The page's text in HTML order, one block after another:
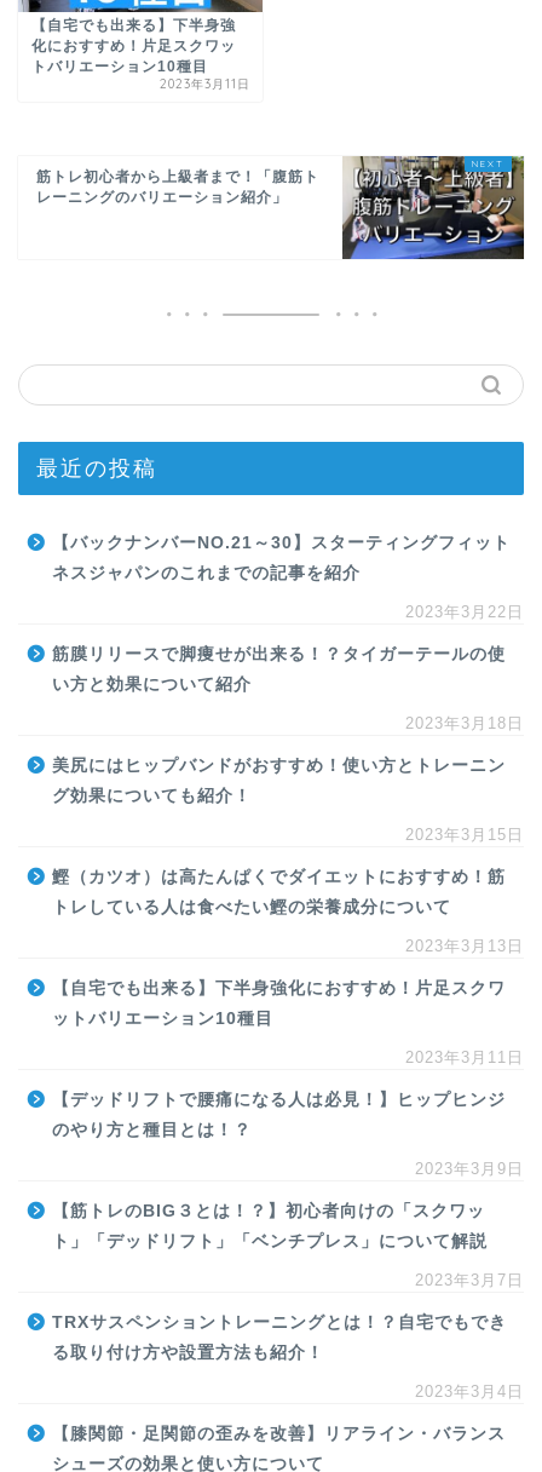
【自宅でも出来る】下半身強
化におすすめ！片足スクワッ
トバリエーション10種目
2023年3月11日
筋トレ初心者から上級者まで！「腹筋ト
レーニングのバリエーション紹介」
最近の投稿
【バックナンバーNO.21～30】スターティングフィット
ネスジャパンのこれまでの記事を紹介
2023年3月22日
筋膜リリースで脚痩せが出来る！？タイガーテールの使
い方と効果について紹介
2023年3月18日
美尻にはヒップバンドがおすすめ！使い方とトレーニン
グ効果についても紹介！
2023年3月15日
鰹（カツオ）は高たんぱくでダイエットにおすすめ！筋
トレしている人は食べたい鰹の栄養成分について
2023年3月13日
【自宅でも出来る】下半身強化におすすめ！片足スクワ
ットバリエーション10種目
2023年3月11日
【デッドリフトで腰痛になる人は必見！】ヒップヒンジ
のやり方と種目とは！？
2023年3月9日
【筋トレのBIG３とは！？】初心者向けの「スクワッ
ト」「デッドリフト」「ベンチプレス」について解説
2023年3月7日
TRXサスペンショントレーニングとは！？自宅でもでき
る取り付け方や設置方法も紹介！
2023年3月4日
【膝関節・足関節の歪みを改善】リアライン・バランス
シューズの効果と使い方について